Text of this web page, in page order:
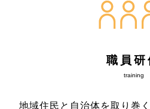
職員研
training
地域住民と自治体を取り巻